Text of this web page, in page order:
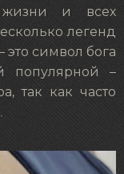
жизни и всех
легенд
символ бога
популярной –
так как часто